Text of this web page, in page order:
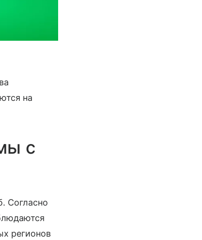
на
с
Согласно
регионов